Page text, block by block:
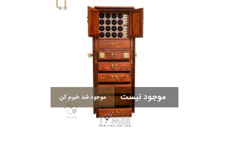
موجود نیست موجود شد خبرم کن